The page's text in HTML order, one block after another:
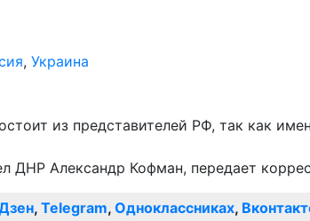
, Украина
из представителей РФ, так как
ДНР Александр Кофман, передает
, Telegram, Одноклассниках,